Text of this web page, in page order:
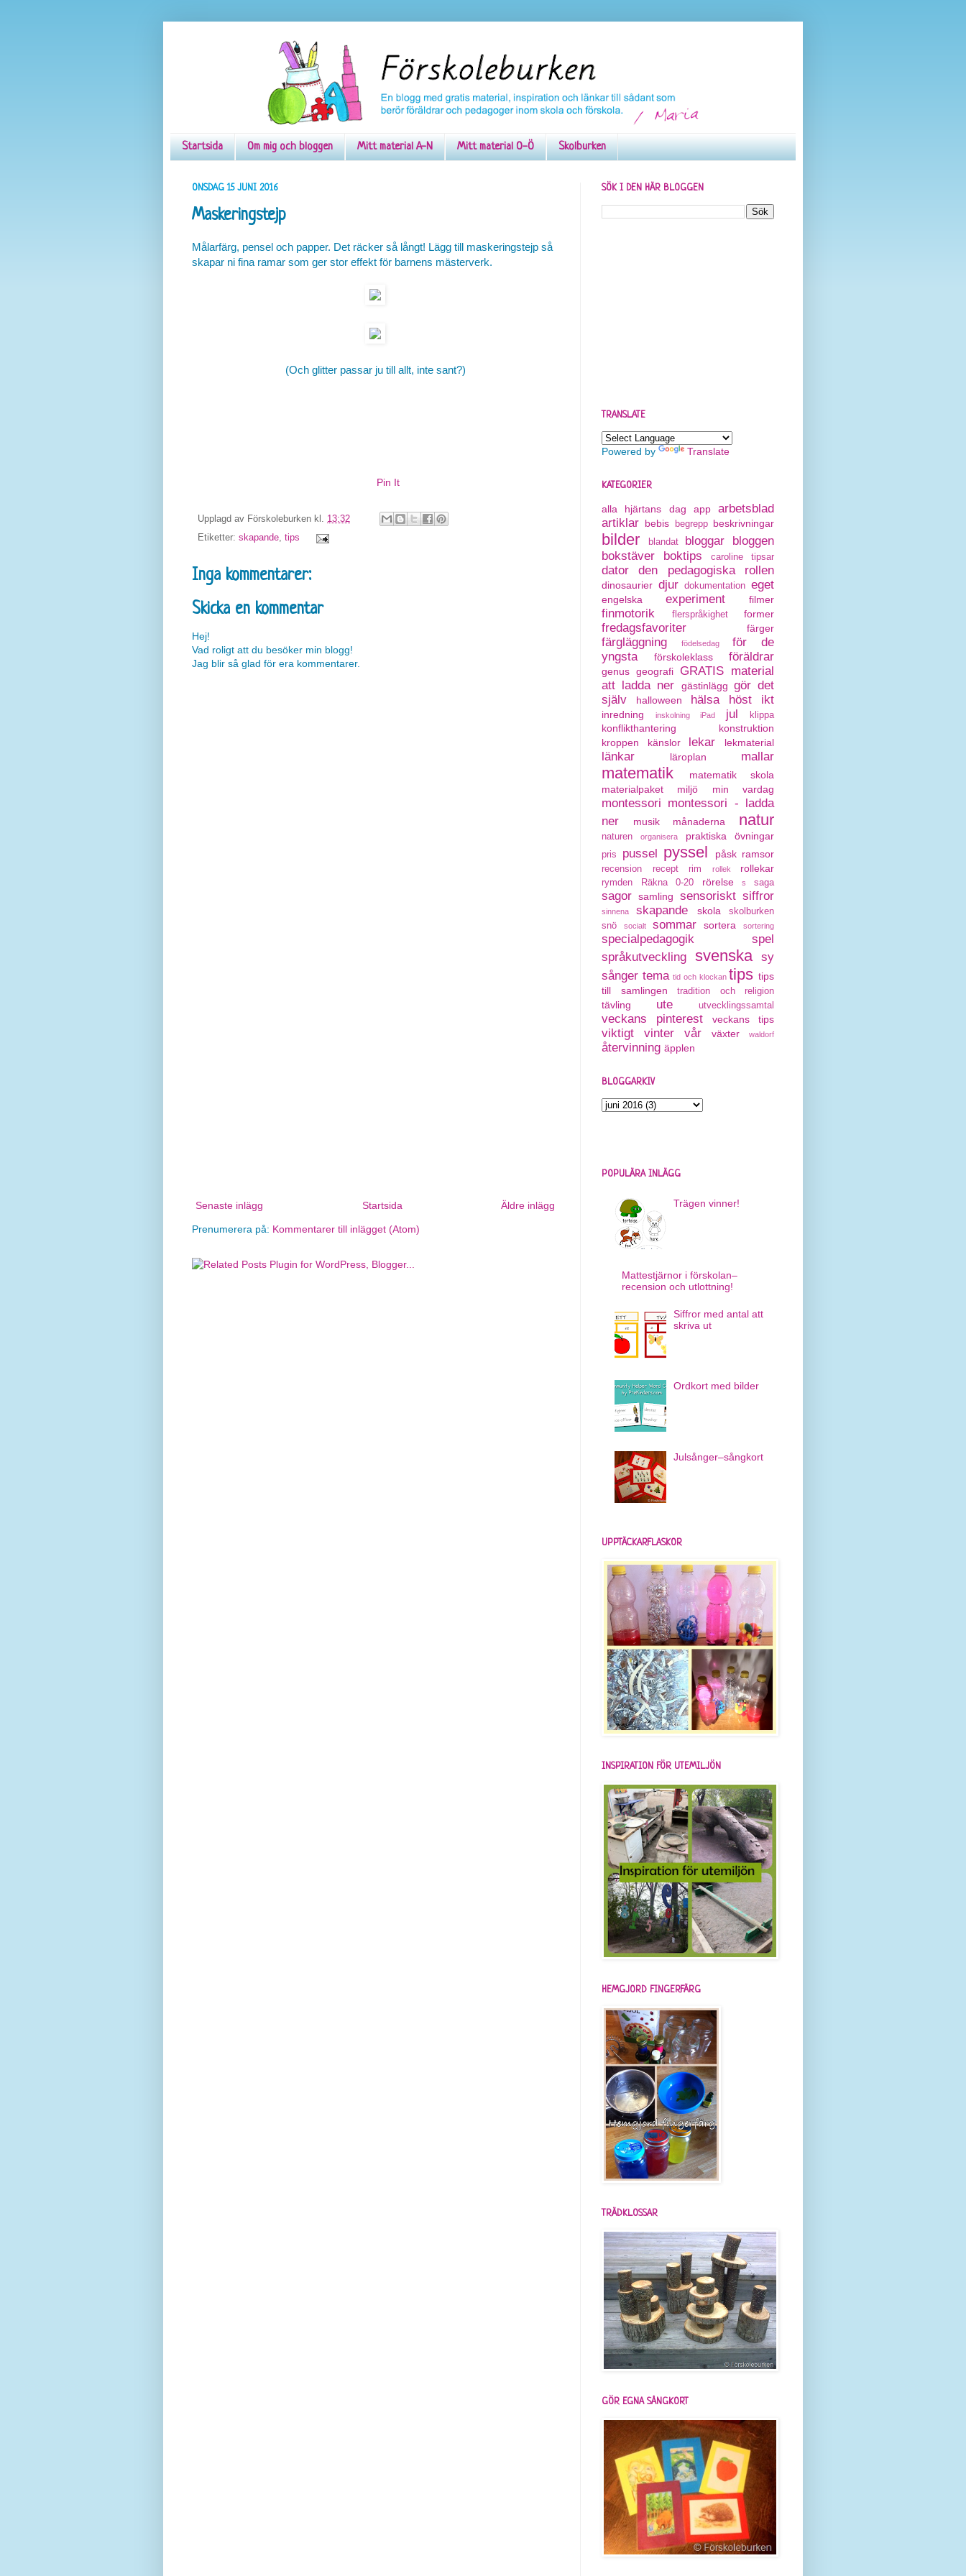
Startsida Om mig och bloggen Mitt material A-N Mitt material O-Ö Skolburken
ONSDAG 15 JUNI 2016
Maskeringstejp
Målarfärg, pensel och papper. Det räcker så långt! Lägg till maskeringstejp så
skapar ni fina ramar som ger stor effekt för barnens mästerverk.
(Och glitter passar ju till allt, inte sant?)
Pin It
Upplagd av Förskoleburken kl. 13:32
Etiketter: skapande, tips
Inga kommentarer:
Skicka en kommentar
Hej!
Vad roligt att du besöker min blogg!
Jag blir så glad för era kommentarer.
Senaste inlägg Äldre inlägg
Startsida
Prenumerera på: Kommentarer till inlägget (Atom)
SÖK I DEN HÄR BLOGGEN
TRANSLATE
Powered by Translate
KATEGORIER
alla hjärtans dag app
arbetsblad
artiklar bebis begrepp beskrivningar
bilder blandat bloggar
bloggen
bokstäver
boktips caroline tipsar
dator den pedagogiska rollen
dinosaurier djur dokumentation eget
engelska experiment filmer
finmotorik flerspråkighet former
fredagsfavoriter färger
färgläggning födelsedag
för de
yngsta
förskoleklass föräldrar
genus geografi GRATIS material
att ladda ner
gästinlägg gör det
själv
halloween hälsa höst ikt
inredning inskolning iPad jul klippa
konflikthantering
konstruktion
kroppen
känslor lekar lekmaterial
länkar läroplan mallar
matematik
matematik skola
materialpaket
miljö min vardag
montessori montessori - ladda
ner
musik månaderna natur
naturen organisera praktiska övningar
pris pussel pyssel påsk ramsor
recension recept rim rollek rollekar
rymden Räkna 0-20 rörelse s saga
sagor samling sensoriskt siffror
sinnena skapande skola
skolburken
snö
socialt sommar sortera sortering
specialpedagogik
spel
språkutveckling
svenska
sy
sånger tema tid och klockan tips tips
till samlingen
tradition och religion
tävling ute utvecklingssamtal
veckans pinterest veckans tips
viktigt vinter vår växter waldorf
återvinning äpplen
BLOGGARKIV
POPULÄRA INLÄGG
Trägen vinner!
Mattestjärnor i förskolan–
recension och utlottning!
Siffror med antal att
skriva ut
Ordkort med bilder
Julsånger–sångkort
UPPTÄCKARFLASKOR
INSPIRATION FÖR UTEMILJÖN
HEMGJORD FINGERFÄRG
TRÄDKLOSSAR
GÖR EGNA SÅNGKORT